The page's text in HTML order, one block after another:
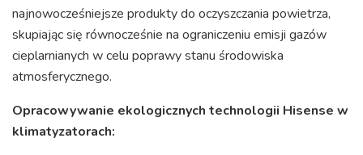
najnowocześniejsze produkty do oczyszczania powietrza,
skupiając się równocześnie na ograniczeniu emisji gazów
cieplarnianych w celu poprawy stanu środowiska
atmosferycznego.
Opracowywanie ekologicznych technologii Hisense w
klimatyzatorach: